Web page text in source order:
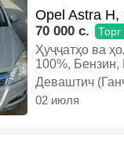
Opel Astra H,
70 000 c. Торг
Ҳуҷҷатҳо ва
100%, Бензин,
Деваштич
02 июля